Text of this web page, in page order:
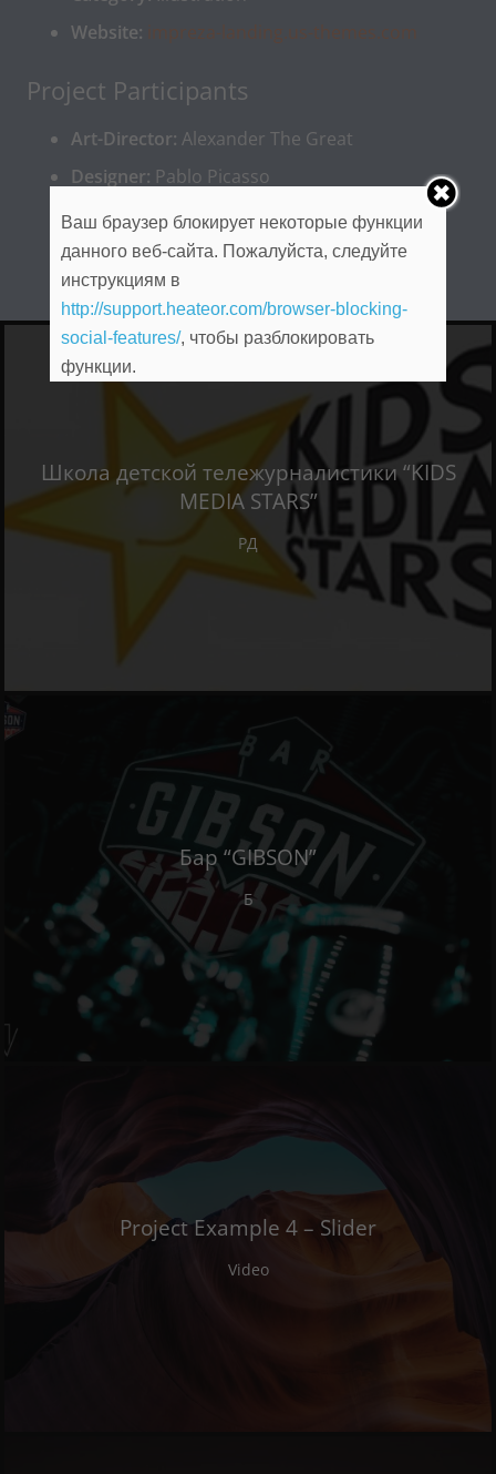
Website:
Project Participants
Art-Director: Alexander The Great
Designer: Pablo Picasso
Developer:Charles Darwin
Manager:Christopher Columbus
Школа детской тележурналистики “KIDS
MEDIA STARS”
РД
Бар “GIBSON”
Б
Project Example 4 – Slider
Video
Ваш браузер блокирует некоторые функции
данного веб-сайта. Пожалуйста, следуйте
инструкциям в
http://support.heateor.com/browser-blocking-
social-features/, чтобы разблокировать
функции.